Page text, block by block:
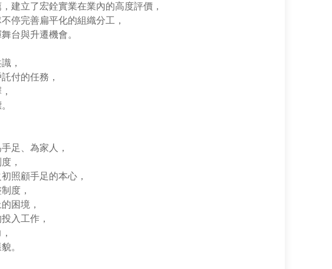
建立了宏銓實業在業內的高度評價，
停完善扁平化的組織分工，
台與升遷機會。
，
付的任務，
。
足、為家人，
，
照顧手足的本心，
度，
困境，
入工作，
。